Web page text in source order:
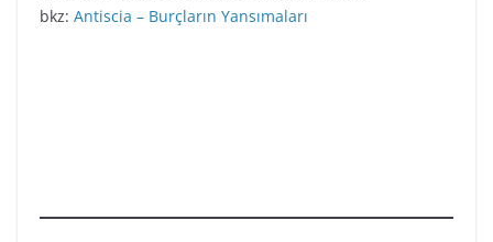
bkz: Antiscia – Burçların Yansımaları